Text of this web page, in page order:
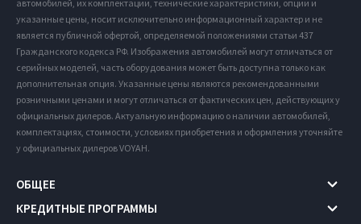
автомобилей, их комплектации, технические характеристики, опции и
указанные цены, носит исключительно информационный характер и не
является публичной офертой, определяемой положениями статьи 437
Гражданского кодекса РФ. Изображения автомобилей могут отличаться от
серийных моделей, часть оборудования может быть доступна только как
дополнительная опция. Указанные цены являются рекомендованными
розничными ценами и могут отличаться от фактических цен, действующих у
официальных дилеров. Актуальную информацию о наличии автомобилей,
комплектациях, стоимости, условиях приобретения и оформления уточняйте
у официальных дилеров VOYAH.
ОБЩЕЕ
КРЕДИТНЫЕ ПРОГРАММЫ